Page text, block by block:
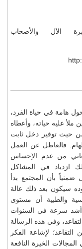
الآل والأصحاب
هامة في حياة الفرد،
عليه حياته، وأعطاه
من حيث توفير دخل ثابت
فالعاطل عن العمل
من عدم الإحساس
ازدياد في المشاكل
بأن المجتمع بدأ
سيكون بعد ذلك عالة
والطبية أن مستوى
أشد سرعة في السنوات
وفي هذه الرسالة
لإشاعة الفكر
الخيرة النافعة